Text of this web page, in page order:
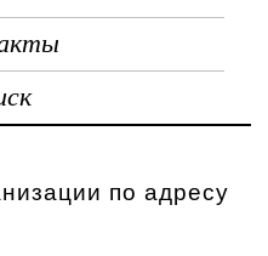
по адресу